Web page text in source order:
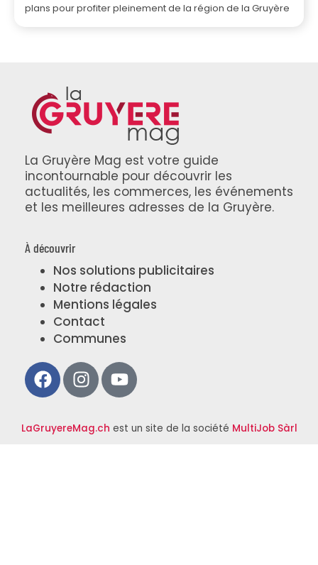
plans pour profiter pleinement de la région de la Gruyère
La Gruyère Mag est votre guide
incontournable pour découvrir les
actualités, les commerces, les événements
et les meilleures adresses de la Gruyère.
À découvrir
Nos solutions publicitaires
Notre rédaction
Mentions légales
Contact
Communes
LaGruyereMag.ch est un site de la société MultiJob Sàrl